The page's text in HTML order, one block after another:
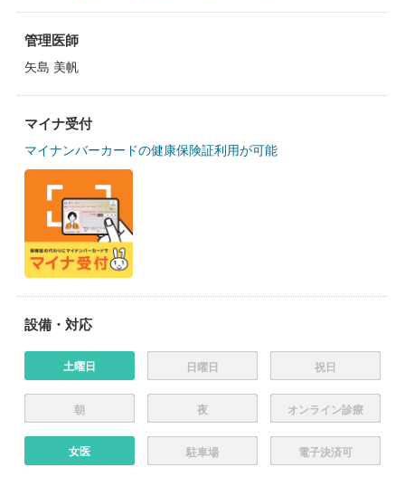
管理医師
矢島 美帆
マイナ受付
マイナンバーカードの健康保険証利用が可能
設備・対応
土曜日 日曜日 祝日
朝 夜 オンライン診療
女医 駐車場 電子決済可